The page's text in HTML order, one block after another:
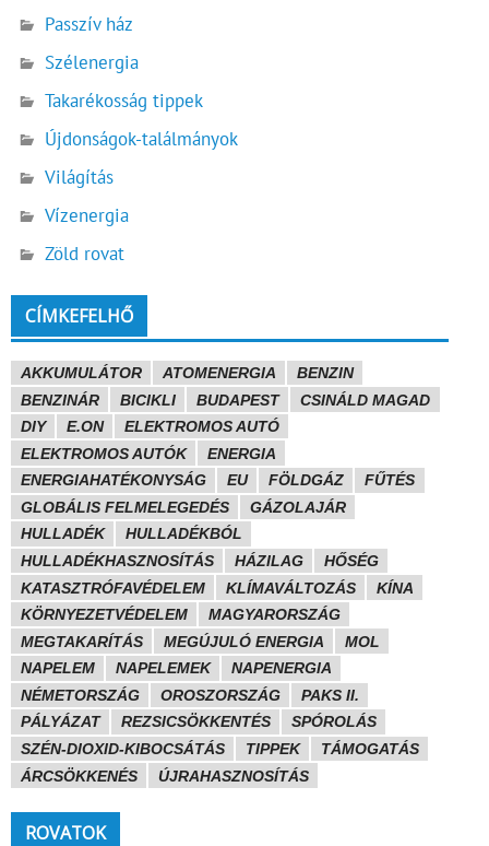
Passzív ház
Szélenergia
Takarékosság tippek
Újdonságok-találmányok
Világítás
Vízenergia
Zöld rovat
CÍMKEFELHŐ
AKKUMULÁTOR ATOMENERGIA
BENZIN
BENZINÁR
BICIKLI BUDAPEST
CSINÁLD MAGAD
DIY
E.ON
ELEKTROMOS AUTÓ
ELEKTROMOS AUTÓK
ENERGIA
ENERGIAHATÉKONYSÁG
EU FÖLDGÁZ
FŰTÉS
GLOBÁLIS FELMELEGEDÉS
GÁZOLAJÁR
HULLADÉK
HULLADÉKBÓL
HULLADÉKHASZNOSÍTÁS
HÁZILAG
HŐSÉG
KATASZTRÓFAVÉDELEM
KLÍMAVÁLTOZÁS
KÍNA
KÖRNYEZETVÉDELEM
MAGYARORSZÁG
MEGTAKARÍTÁS
MEGÚJULÓ ENERGIA
MOL
NAPELEM
NAPELEMEK
NAPENERGIA
NÉMETORSZÁG
OROSZORSZÁG
PAKS II.
PÁLYÁZAT
REZSICSÖKKENTÉS
SPÓROLÁS
SZÉN-DIOXID-KIBOCSÁTÁS
TIPPEK
TÁMOGATÁS
ÁRCSÖKKENÉS
ÚJRAHASZNOSÍTÁS
ROVATOK